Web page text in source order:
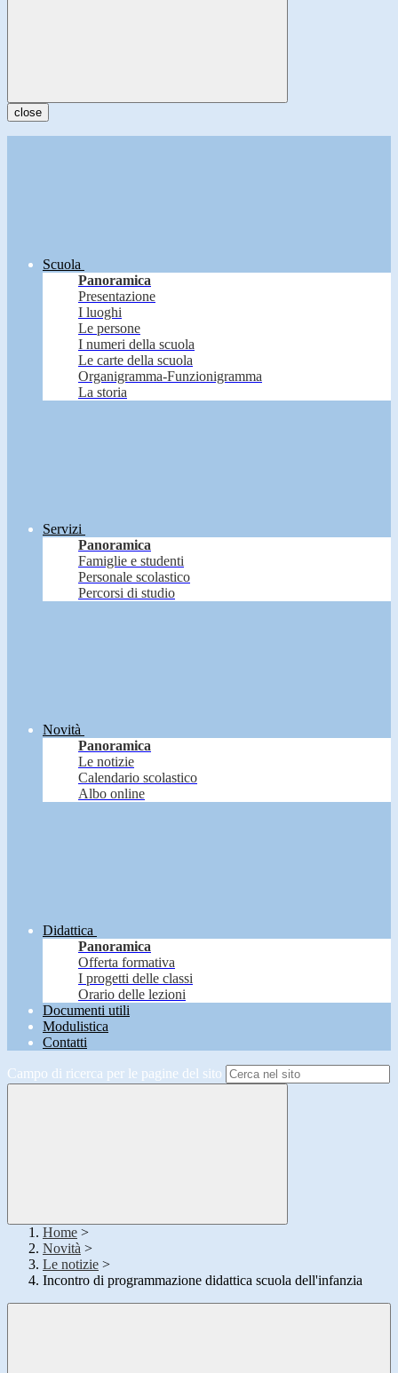
close
Scuola
Panoramica
Presentazione
I luoghi
Le persone
I numeri della scuola
Le carte della scuola
Organigramma-Funzionigramma
La storia
Servizi
Panoramica
Famiglie e studenti
Personale scolastico
Percorsi di studio
Novità
Panoramica
Le notizie
Calendario scolastico
Albo online
Didattica
Panoramica
Offerta formativa
I progetti delle classi
Orario delle lezioni
Documenti utili
Modulistica
Contatti
Campo di ricerca per le pagine del sito
Home >
Novità >
Le notizie >
Incontro di programmazione didattica scuola dell'infanzia